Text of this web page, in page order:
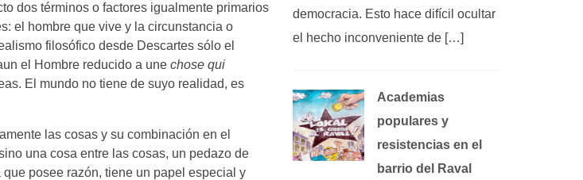
dos términos o factores igualmente primarios
el hombre que vive y la circunstancia o
filosófico desde Descartes sólo el
el Hombre reducido a une chose qui
El mundo no tiene de suyo realidad, es
las cosas y su combinación en el
una cosa entre las cosas, un pedazo de
posee razón, tiene un papel especial y
democracia. Esto hace difícil ocultar
el hecho inconveniente de […]
Academias
populares y
resistencias en el
barrio del Raval